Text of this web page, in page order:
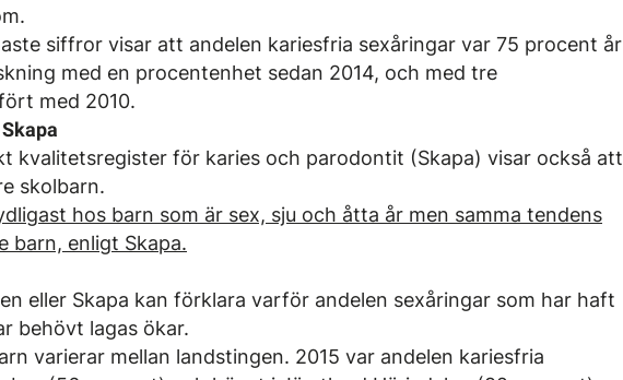
siffror visar att andelen kariesfria sexåringar var 75 procent år
med en procentenhet sedan 2014, och med tre
med 2010.
kvalitetsregister för karies och parodontit (Skapa) visar också att
skolbarn.
hos barn som är sex, sju och åtta år men samma tendens
barn, enligt Skapa.
eller Skapa kan förklara varför andelen sexåringar som har haft
behövt lagas ökar.
varierar mellan landstingen. 2015 var andelen kariesfria